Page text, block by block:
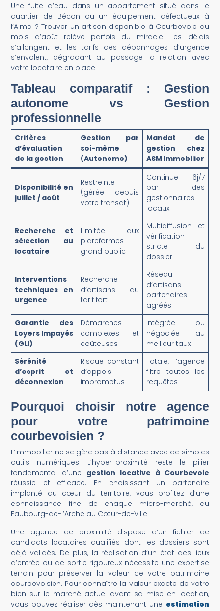
Une fuite d’eau dans un appartement situé dans le
quartier de Bécon ou un équipement défectueux à
l’Alma ? Trouver un artisan disponible à Courbevoie au
mois d’août relève parfois du miracle. Les délais
s’allongent et les tarifs des dépannages d’urgence
s’envolent, dégradant au passage la relation avec
votre locataire en place.
Tableau comparatif : Gestion
autonome vs Gestion
professionnelle
Critères
d’évaluation
de la gestion
Gestion par
soi-même
(Autonome)
Mandat de
gestion chez
ASM Immobilier
Disponibilité en
juillet / août
Restreinte
(gérée depuis
votre transat)
Continue 6j/7
par des
gestionnaires
locaux
Recherche et
sélection du
locataire
Limitée aux
plateformes
grand public
Multidiffusion et
vérification
stricte du
dossier
Interventions
techniques en
urgence
Recherche
d’artisans au
tarif fort
Réseau
d’artisans
partenaires
agréés
Garantie des
Loyers Impayés
(GLI)
Démarches
complexes et
coûteuses
Intégrée ou
négociée au
meilleur taux
Sérénité
d’esprit et
déconnexion
Risque constant
d’appels
impromptus
Totale, l’agence
filtre toutes les
requêtes
Pourquoi choisir notre agence
pour votre patrimoine
courbevoisien ?
L’immobilier ne se gère pas à distance avec de simples
outils numériques. L’hyper-proximité reste le pilier
fondamental d’une gestion locative à Courbevoie
réussie et efficace. En choisissant un partenaire
implanté au cœur du territoire, vous profitez d’une
connaissance fine de chaque micro-marché, du
Faubourg-de-l’Arche au Cœur-de-Ville.
Une agence de proximité dispose d’un fichier de
candidats locataires qualifiés dont les dossiers sont
déjà validés. De plus, la réalisation d’un état des lieux
d’entrée ou de sortie rigoureux nécessite une expertise
terrain pour préserver la valeur de votre patrimoine
courbevoisien. Pour connaître la valeur exacte de votre
bien sur le marché actuel avant sa mise en location,
vous pouvez réaliser dès maintenant une estimation